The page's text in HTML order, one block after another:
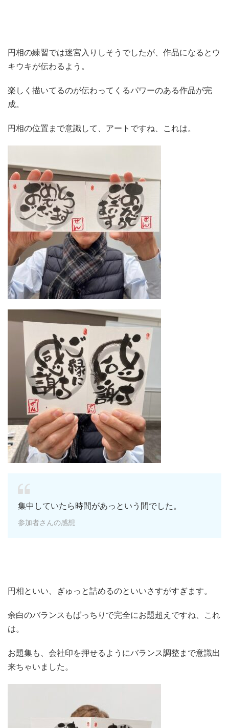
円相の練習では迷宮入りしそうでしたが、作品になるとウ
キウキが伝わるよう。
楽しく描いてるのが伝わってくるパワーのある作品が完
成。
円相の位置まで意識して、アートですね、これは。
集中していたら時間があっという間でした。
参加者さんの感想
円相といい、ぎゅっと詰めるのといいさすがすぎます。
余白のバランスもばっちりで完全にお題超えですね、これ
は。
お題集も、会社印を押せるようにバランス調整まで意識出
来ちゃいました。